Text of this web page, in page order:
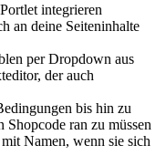
integrieren
an deine Seiteninhalte
per Dropdown aus
der auch
bis hin zu
Shopcode ran zu müssen
Namen, wenn sie sich